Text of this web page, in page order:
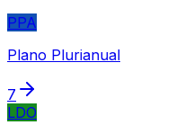
PPA
Plano Plurianual
7
LDO